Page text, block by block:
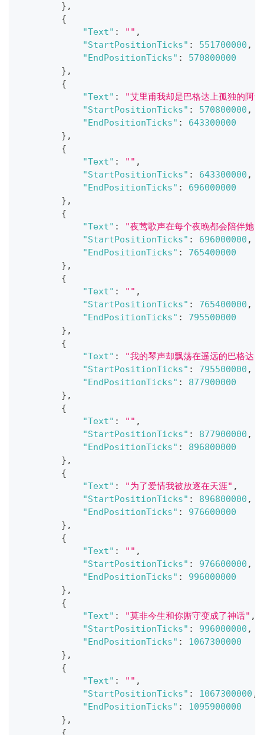
} ,
{
"Text" : "" ,
"StartPositionTicks" : 551700000 ,
"EndPositionTicks" :
570800000
} ,
{
"Text" :
"艾里甫我却是巴格达上孤独的阿
"StartPositionTicks" : 570800000 ,
"EndPositionTicks" :
643300000
} ,
{
"Text" : "" ,
"StartPositionTicks" : 643300000 ,
"EndPositionTicks" :
696000000
} ,
{
"Text" : "夜莺歌声在每个夜晚都会陪伴她"
"StartPositionTicks" : 696000000 ,
"EndPositionTicks" :
765400000
} ,
{
"Text" : "" ,
"StartPositionTicks" : 765400000 ,
"EndPositionTicks" :
795500000
} ,
{
"Text" : "我的琴声却飘荡在遥远的巴格达"
"StartPositionTicks" : 795500000 ,
"EndPositionTicks" :
877900000
} ,
{
"Text" : "" ,
"StartPositionTicks" : 877900000 ,
"EndPositionTicks" :
896800000
} ,
{
"Text" : "为了爱情我被放逐在天涯" ,
"StartPositionTicks" : 896800000 ,
"EndPositionTicks" :
976600000
} ,
{
"Text" : "" ,
"StartPositionTicks" : 976600000 ,
"EndPositionTicks" :
996000000
} ,
{
"Text" : "莫非今生和你厮守变成了神话" ,
"StartPositionTicks" : 996000000 ,
"EndPositionTicks" :
1067300000
} ,
{
"Text" : "" ,
"StartPositionTicks" : 1067300000 ,
"EndPositionTicks" :
1095900000
} ,
{